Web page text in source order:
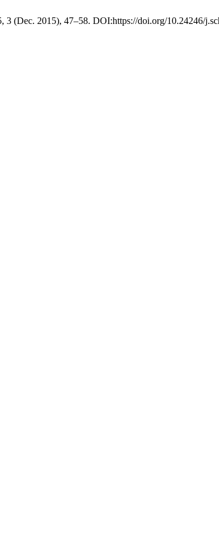
3 (Dec. 2015), 47–58. DOI:https://doi.org/10.24246/